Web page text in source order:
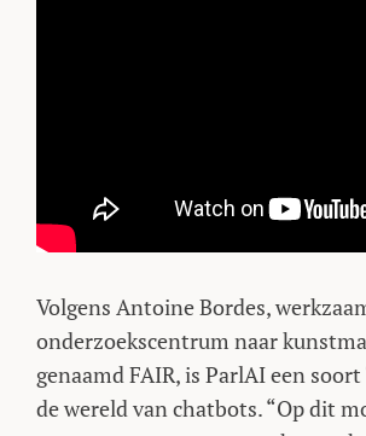
Volgens Antoine Bordes,
onderzoekscentrum naar
genaamd FAIR, is ParlAI een
de wereld van chatbots. “Op dit